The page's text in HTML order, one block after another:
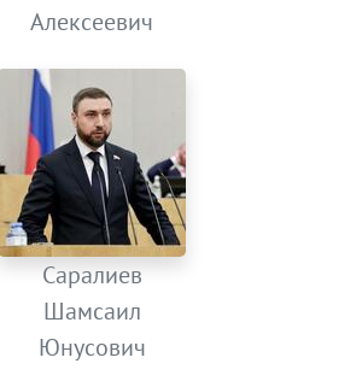
Алексеевич
Саралиев
Шамсаил
Юнусович